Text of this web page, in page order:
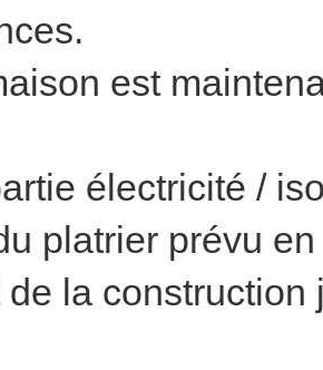
est
électricité /
platrier prévu
la